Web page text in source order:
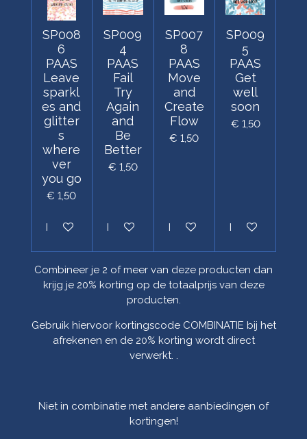
SP008
6
PAAS
Leave
sparkl
es and
glitter
s
where
ver
you go
€ 1,50
In winkelwagen
SP009
4
PAAS
Fail
Try
Again
and
Be
Better
€ 1,50
In winkelwagen
SP007
8
PAAS
Move
and
Create
Flow
€ 1,50
In winkelwagen
SP009
5
PAAS
Get
well
soon
€ 1,50
In winkelwagen
Combineer je 2 of meer van deze producten dan
krijg je 20% korting op de totaalprijs van deze
producten.
Gebruik hiervoor kortingscode COMBINATIE bij het
afrekenen en de 20% korting wordt direct
verwerkt. .
Niet in combinatie met andere aanbiedingen of
kortingen!